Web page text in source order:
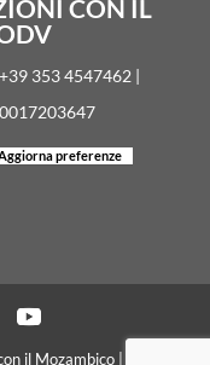
CON IL
353 4547462 |
preferenze
il Mozambico | C. F.